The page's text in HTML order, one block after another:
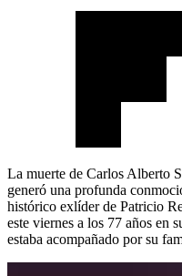
La muerte de Carlos Alberto
generó una profunda
histórico exlíder de Patricio
este viernes a los 77 años en
estaba acompañado por su